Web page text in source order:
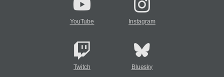
YouTube Instagram
Twitch Bluesky